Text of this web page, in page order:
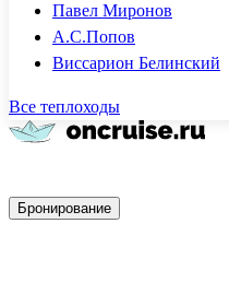
Павел Миронов
А.С.Попов
Виссарион Белинский
Все теплоходы
Бронирование